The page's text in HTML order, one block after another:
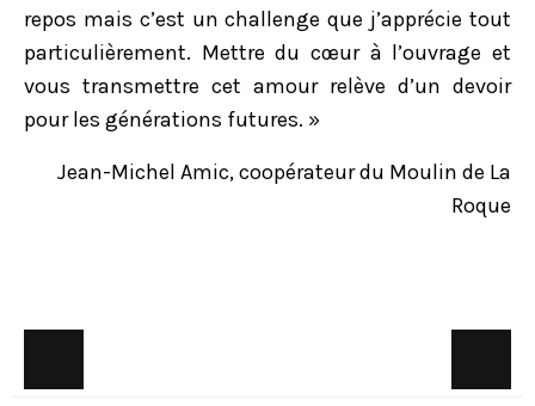
repos mais c’est un challenge que j’apprécie tout
particulièrement. Mettre du cœur à l’ouvrage et
vous transmettre cet amour relève d’un devoir
pour les générations futures. »
Jean-Michel Amic, coopérateur du Moulin de La
Roque